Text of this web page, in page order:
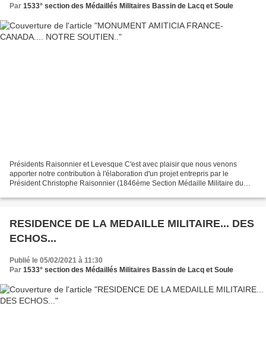
Par 1533° section des Médaillés Militaires Bassin de Lacq et Soule
Présidents Raisonnier et Levesque C'est avec plaisir que nous venons
apporter notre contribution à l'élaboration d'un projet entrepris par le
Président Christophe Raisonnier (1846ème Section Médaille Militaire du
RESIDENCE DE LA MEDAILLE MILITAIRE... DES
ECHOS...
Publié le 05/02/2021 à 11:30
Par 1533° section des Médaillés Militaires Bassin de Lacq et Soule